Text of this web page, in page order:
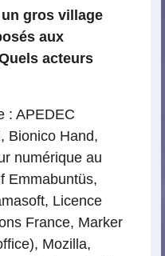
gros village
aux
acteurs
: APEDEC
Bionico Hand,
numérique au
Emmabuntüs,
Licence
France, Marker
Mozilla,